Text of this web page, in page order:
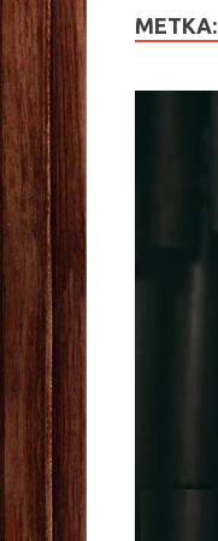
МЕТКА: